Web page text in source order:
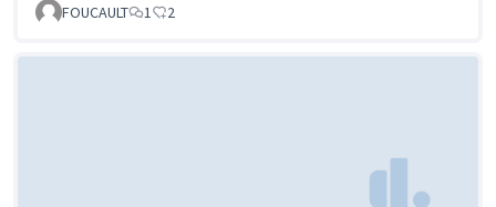
FOUCAULT
1 2